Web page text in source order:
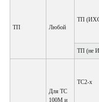
ТП Любой
ТП
ТП (не
Для ТС
100М и
ТС2-х